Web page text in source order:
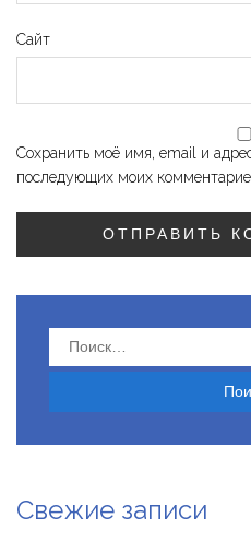
Сайт
Сохранить моё имя, email и
последующих моих
Найти:
Свежие записи